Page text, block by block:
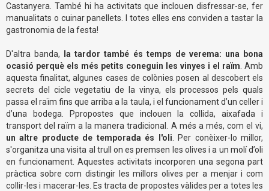
Castanyera. També hi ha activitats que inclouen disfressar-se, fer
manualitats o cuinar panellets. I totes elles ens conviden a tastar la
gastronomia de la festa!
D'altra banda,
la tardor també és temps de verema: una bona
ocasió perquè els més petits coneguin les vinyes i el raïm . Amb
aquesta finalitat, algunes cases de colònies posen al descobert els
secrets del cicle vegetatiu de la vinya, els processos pels quals
passa el raïm fins que arriba a la taula, i el funcionament d’un celler i
d’una bodega. Ppropostes que inclouen la collida, aixafada i
transport del raïm a la manera tradicional. A més a més, com el vi,
un altre producte de temporada és l'oli . Per conèixer-lo millor,
s'organitza una visita al trull on es premsen les olives i a un molí d’oli
en funcionament. Aquestes activitats incorporen una segona part
pràctica sobre com distingir les millors olives per a menjar i com
collir-les i macerar-les. Es tracta de propostes vàlides per a totes les